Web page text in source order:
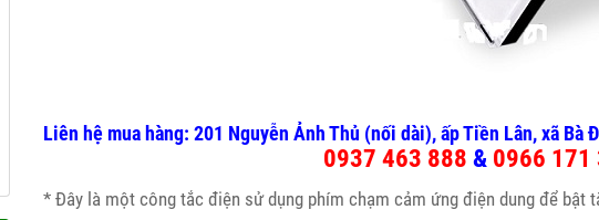
Liên hệ mua hàng: 201 Nguyễn Ảnh Thủ (nối dài), ấp Tiền Lân, xã Bà
0937 463 888 & 0966 171
* Đây là một công tắc điện sử dụng phím chạm cảm ứng điện dung để bật